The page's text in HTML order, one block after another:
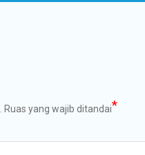
Ruas yang wajib ditandai*